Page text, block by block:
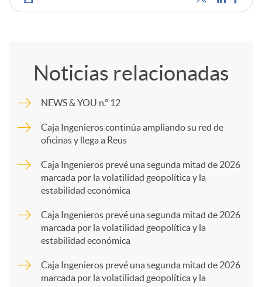
C
p
a
Noticias relacionadas
NEWS & YOU n.º 12
Caja Ingenieros continúa ampliando su red de
oficinas y llega a Reus
Caja Ingenieros prevé una segunda mitad de 2026
marcada por la volatilidad geopolítica y la
estabilidad económica
Caja Ingenieros prevé una segunda mitad de 2026
marcada por la volatilidad geopolítica y la
estabilidad económica
Caja Ingenieros prevé una segunda mitad de 2026
marcada por la volatilidad geopolítica y la